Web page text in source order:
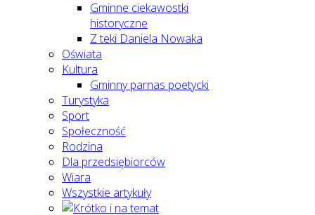
Gminne ciekawostki
historyczne
Z teki Daniela Nowaka
Oświata
Kultura
Gminny parnas poetycki
Turystyka
Sport
Społeczność
Rodzina
Dla przedsiębiorców
Wiara
Wszystkie artykuły